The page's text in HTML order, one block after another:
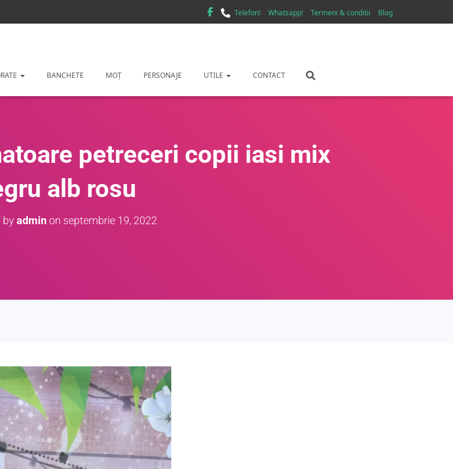
Telefon! Whatsapp! Termeni & conditii Blog
BANCHETE MOȚ PERSONAJE UTILE CONTACT
petreceri copii iasi mix
alb rosu
byadminon septembrie 19, 2022